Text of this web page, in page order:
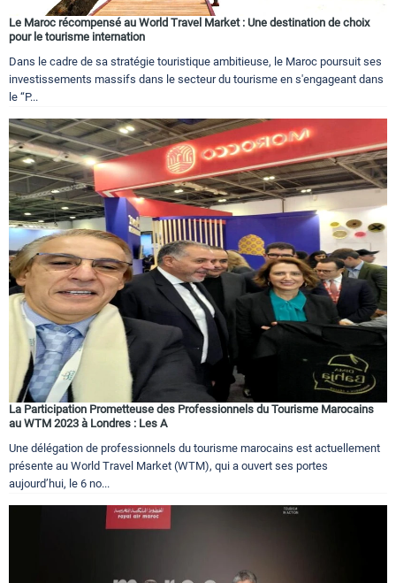
Le Maroc récompensé au World Travel Market : Une destination de choix
pour le tourisme internation
Dans le cadre de sa stratégie touristique ambitieuse, le Maroc poursuit ses
investissements massifs dans le secteur du tourisme en s'engageant dans
le “P...
La Participation Prometteuse des Professionnels du Tourisme Marocains
au WTM 2023 à Londres : Les A
Une délégation de professionnels du tourisme marocains est actuellement
présente au World Travel Market (WTM), qui a ouvert ses portes
aujourd’hui, le 6 no...